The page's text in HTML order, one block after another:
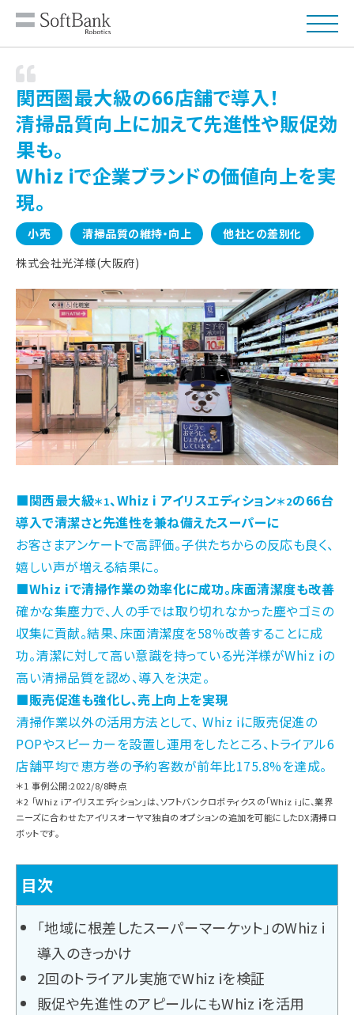
関西圏最大級の66店舗で導入！
清掃品質向上に加えて先進性や販促効
果も。
Whiz iで企業ブランドの価値向上を実
現。
小売 清掃品質の維持・向上
他社との差別化
株式会社光洋様(大阪府)
■関西最大級＊1、Whiz i アイリスエディション＊2の66台
導入で清潔さと先進性を兼ね備えたスーパーに
お客さまアンケートで高評価。子供たちからの反応も良く、
嬉しい声が増える結果に。
■Whiz iで清掃作業の効率化に成功。床面清潔度も改善
確かな集塵力で、人の手では取り切れなかった塵やゴミの
収集に貢献。結果、床面清潔度を58％改善することに成
功。清潔に対して高い意識を持っている光洋様がWhiz iの
高い清掃品質を認め、導入を決定。
■販売促進も強化し、売上向上を実現
清掃作業以外の活用方法として、 Whiz iに販売促進の
POPやスピーカーを設置し運用をしたところ、トライアル6
店舗平均で恵方巻の予約客数が前年比175.8%を達成。
＊1 事例公開:2022/8/8時点
＊2 「Whiz iアイリスエディション」は、ソフトバンクロボティクスの「Whiz i」に、業界
ニーズに合わせたアイリスオーヤマ独自のオプションの追加を可能にしたDX清掃ロ
ボットです。
目次
「地域に根差したスーパーマーケット」のWhiz i
導入のきっかけ
2回のトライアル実施でWhiz iを検証
販促や先進性のアピールにもWhiz iを活用